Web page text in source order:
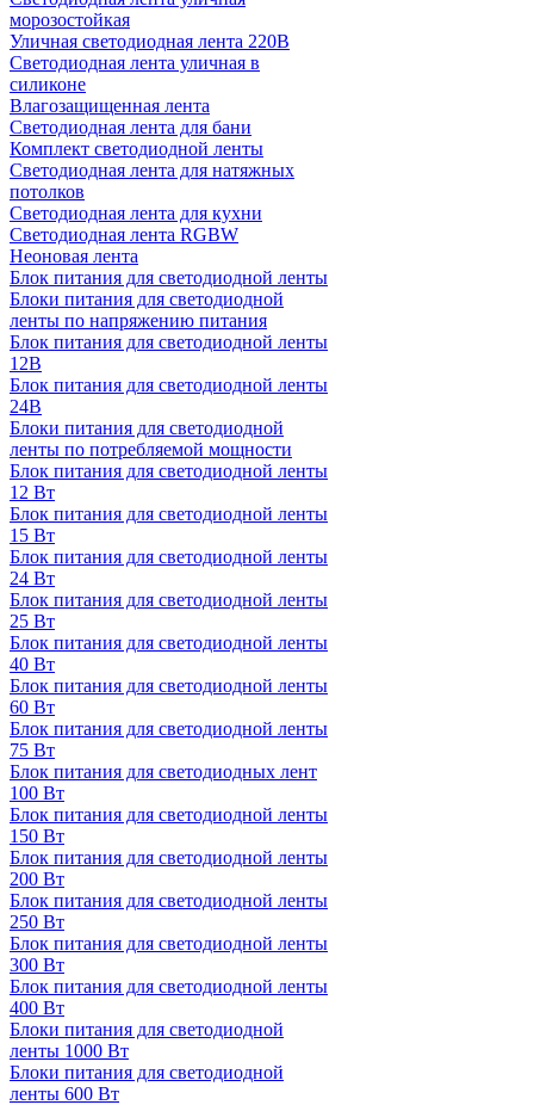
морозостойкая
Уличная светодиодная лента 220В
Светодиодная лента уличная в
силиконе
Влагозащищенная лента
Светодиодная лента для бани
Комплект светодиодной ленты
Светодиодная лента для натяжных
потолков
Светодиодная лента для кухни
Светодиодная лента RGBW
Неоновая лента
Блок питания для светодиодной ленты
Блоки питания для светодиодной
ленты по напряжению питания
Блок питания для светодиодной ленты
12В
Блок питания для светодиодной ленты
24В
Блоки питания для светодиодной
ленты по потребляемой мощности
Блок питания для светодиодной ленты
12 Вт
Блок питания для светодиодной ленты
15 Вт
Блок питания для светодиодной ленты
24 Вт
Блок питания для светодиодной ленты
25 Вт
Блок питания для светодиодной ленты
40 Вт
Блок питания для светодиодной ленты
60 Вт
Блок питания для светодиодной ленты
75 Вт
Блок питания для светодиодных лент
100 Вт
Блок питания для светодиодной ленты
150 Вт
Блок питания для светодиодной ленты
200 Вт
Блок питания для светодиодной ленты
250 Вт
Блок питания для светодиодной ленты
300 Вт
Блок питания для светодиодной ленты
400 Вт
Блоки питания для светодиодной
ленты 1000 Вт
Блоки питания для светодиодной
ленты 600 Вт